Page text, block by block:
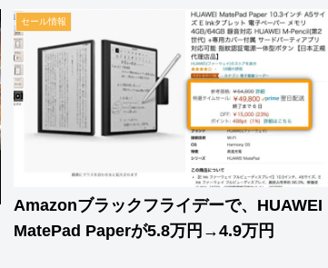
セール情報
Amazonブラックフライデーで、HUAWEI
MatePad Paperが5.8万円→4.9万円